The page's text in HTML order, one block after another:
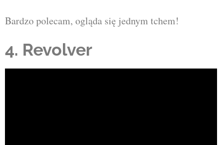
Bardzo polecam, ogląda się jednym tchem!
4. Revolver